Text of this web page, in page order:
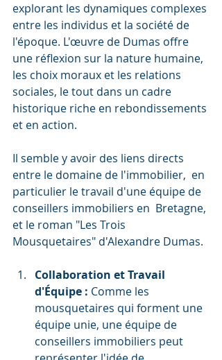
explorant les dynamiques complexes
entre les individus et la société de
l'époque. L'œuvre de Dumas offre
une réflexion sur la nature humaine,
les choix moraux et les relations
sociales, le tout dans un cadre
historique riche en rebondissements
et en action.
Il semble y avoir des liens directs
entre le domaine de l'immobilier,  en
particulier le travail d'une équipe de
conseillers immobiliers en  Bretagne,
et le roman "Les Trois
Mousquetaires" d'Alexandre Dumas.
Collaboration et Travail
d'Équipe : Comme les
mousquetaires qui forment une
équipe unie, une équipe de
conseillers immobiliers peut